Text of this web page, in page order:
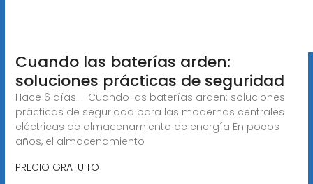
Cuando las baterías arden:
soluciones prácticas de seguridad
Hace 6 días · Cuando las baterías arden: soluciones
prácticas de seguridad para las modernas centrales
eléctricas de almacenamiento de energía En pocos
años, el almacenamiento
PRECIO GRATUITO